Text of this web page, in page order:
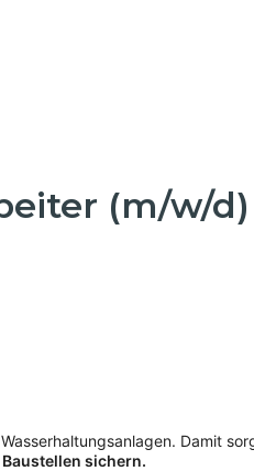
(m/w/d)
Damit
sichern.